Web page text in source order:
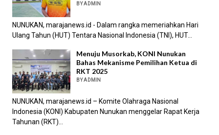
BY ADMIN
NUNUKAN, marajanews.id - Dalam rangka memeriahkan Hari
Ulang Tahun (HUT) Tentara Nasional Indonesia (TNI), HUT...
Menuju Musorkab, KONI Nunukan
Bahas Mekanisme Pemilihan Ketua di
RKT 2025
BY ADMIN
NUNUKAN, marajanews.id – Komite Olahraga Nasional
Indonesia (KONI) Kabupaten Nunukan menggelar Rapat Kerja
Tahunan (RKT)...